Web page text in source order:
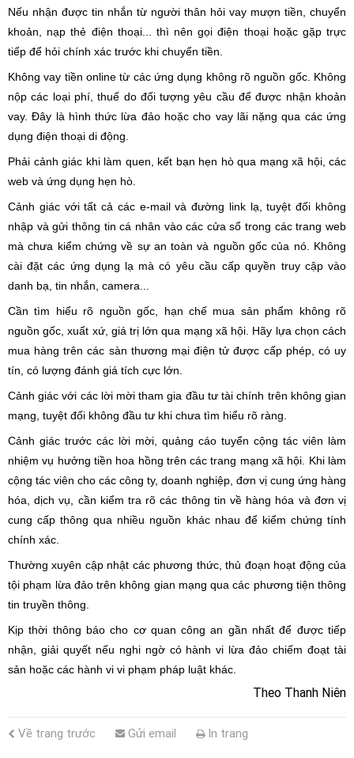
Nếu nhận được tin nhắn từ người thân hỏi vay mượn tiền, chuyển
khoản, nạp thẻ điện thoại... thì nên gọi điện thoại hoặc gặp trực
tiếp để hỏi chính xác trước khi chuyển tiền.
Không vay tiền online từ các ứng dụng không rõ nguồn gốc. Không
nộp các loại phí, thuế do đối tượng yêu cầu để được nhận khoản
vay. Đây là hình thức lừa đảo hoặc cho vay lãi nặng qua các ứng
dụng điện thoại di động.
Phải cảnh giác khi làm quen, kết bạn hẹn hò qua mạng xã hội, các
web và ứng dụng hẹn hò.
Cảnh giác với tất cả các e-mail và đường link lạ, tuyệt đối không
nhập và gửi thông tin cá nhân vào các cửa sổ trong các trang web
mà chưa kiểm chứng về sự an toàn và nguồn gốc của nó. Không
cài đặt các ứng dụng lạ mà có yêu cầu cấp quyền truy cập vào
danh bạ, tin nhắn, camera...
Cần tìm hiểu rõ nguồn gốc, hạn chế mua sản phẩm không rõ
nguồn gốc, xuất xứ, giá trị lớn qua mạng xã hội. Hãy lựa chọn cách
mua hàng trên các sàn thương mại điện tử được cấp phép, có uy
tín, có lượng đánh giá tích cực lớn.
Cảnh giác với các lời mời tham gia đầu tư tài chính trên không gian
mạng, tuyệt đối không đầu tư khi chưa tìm hiểu rõ ràng.
Cảnh giác trước các lời mời, quảng cáo tuyển cộng tác viên làm
nhiệm vụ hưởng tiền hoa hồng trên các trang mạng xã hội. Khi làm
cộng tác viên cho các công ty, doanh nghiệp, đơn vị cung ứng hàng
hóa, dịch vụ, cần kiểm tra rõ các thông tin về hàng hóa và đơn vị
cung cấp thông qua nhiều nguồn khác nhau để kiểm chứng tính
chính xác.
Thường xuyên cập nhật các phương thức, thủ đoạn hoạt động của
tội phạm lừa đảo trên không gian mạng qua các phương tiện thông
tin truyền thông.
Kịp thời thông báo cho cơ quan công an gần nhất để được tiếp
nhận, giải quyết nếu nghi ngờ có hành vi lừa đảo chiếm đoạt tài
sản hoặc các hành vi vi phạm pháp luật khác.
Theo Thanh Niên
Về trang trước Gửi email In trang